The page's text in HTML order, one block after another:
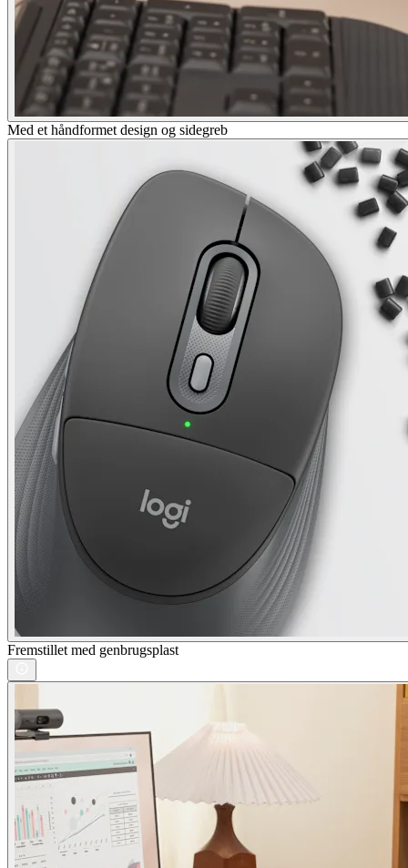
Med et håndformet design og sidegreb
Fremstillet med genbrugsplast